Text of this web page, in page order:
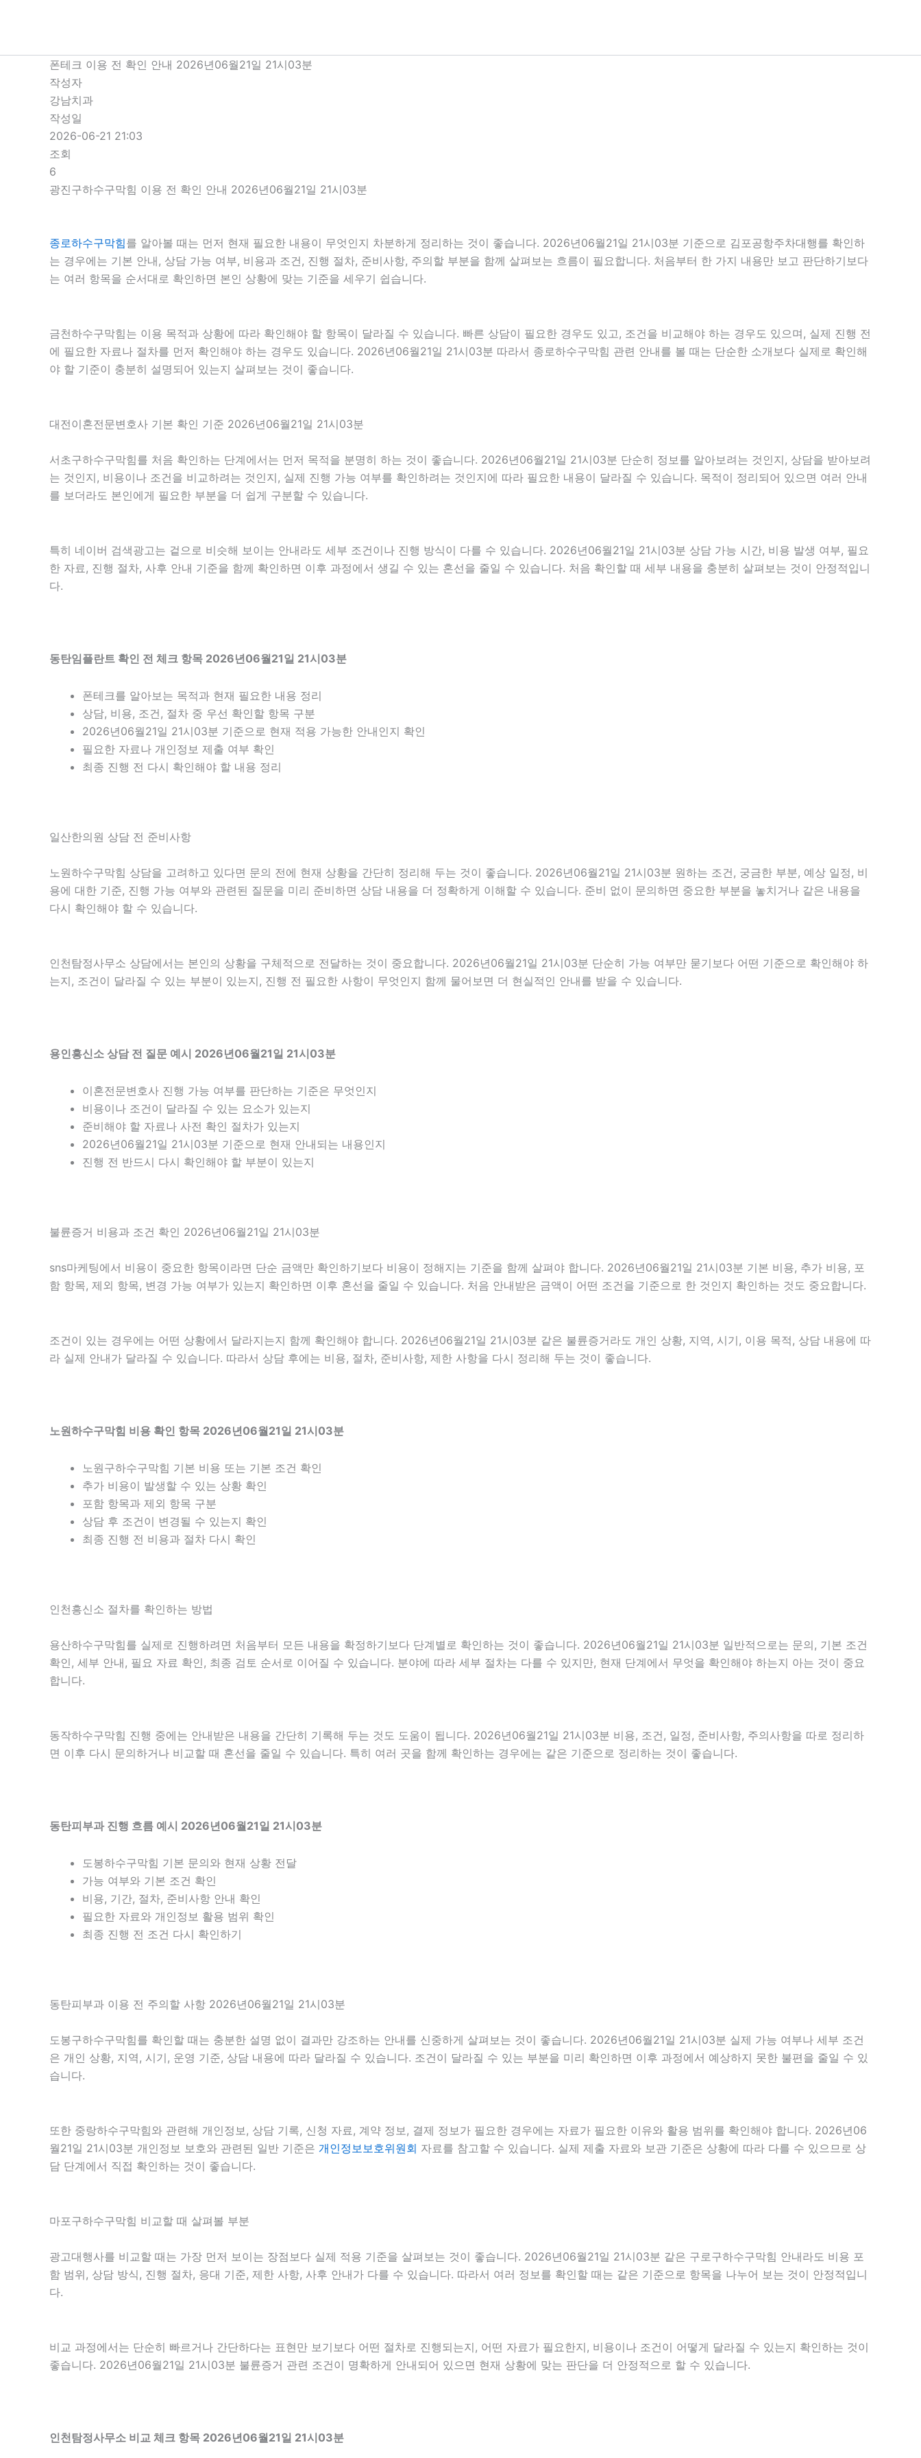
폰테크 이용 전 확인 안내 2026년06월21일 21시03분
작성자
강남치과
작성일
2026-06-21 21:03
조회
6
광진구하수구막힘 이용 전 확인 안내 2026년06월21일 21시03분
종로하수구막힘를 알아볼 때는 먼저 현재 필요한 내용이 무엇인지 차분하게 정리하는 것이 좋습니다. 2026년06월21일 21시03분 기준으로 김포공항주차대행를 확인하
는 경우에는 기본 안내, 상담 가능 여부, 비용과 조건, 진행 절차, 준비사항, 주의할 부분을 함께 살펴보는 흐름이 필요합니다. 처음부터 한 가지 내용만 보고 판단하기보다
는 여러 항목을 순서대로 확인하면 본인 상황에 맞는 기준을 세우기 쉽습니다.
금천하수구막힘는 이용 목적과 상황에 따라 확인해야 할 항목이 달라질 수 있습니다. 빠른 상담이 필요한 경우도 있고, 조건을 비교해야 하는 경우도 있으며, 실제 진행 전
에 필요한 자료나 절차를 먼저 확인해야 하는 경우도 있습니다. 2026년06월21일 21시03분 따라서 종로하수구막힘 관련 안내를 볼 때는 단순한 소개보다 실제로 확인해
야 할 기준이 충분히 설명되어 있는지 살펴보는 것이 좋습니다.
대전이혼전문변호사 기본 확인 기준 2026년06월21일 21시03분
서초구하수구막힘를 처음 확인하는 단계에서는 먼저 목적을 분명히 하는 것이 좋습니다. 2026년06월21일 21시03분 단순히 정보를 알아보려는 것인지, 상담을 받아보려
는 것인지, 비용이나 조건을 비교하려는 것인지, 실제 진행 가능 여부를 확인하려는 것인지에 따라 필요한 내용이 달라질 수 있습니다. 목적이 정리되어 있으면 여러 안내
를 보더라도 본인에게 필요한 부분을 더 쉽게 구분할 수 있습니다.
특히 네이버 검색광고는 겉으로 비슷해 보이는 안내라도 세부 조건이나 진행 방식이 다를 수 있습니다. 2026년06월21일 21시03분 상담 가능 시간, 비용 발생 여부, 필요
한 자료, 진행 절차, 사후 안내 기준을 함께 확인하면 이후 과정에서 생길 수 있는 혼선을 줄일 수 있습니다. 처음 확인할 때 세부 내용을 충분히 살펴보는 것이 안정적입니
다.
동탄임플란트 확인 전 체크 항목 2026년06월21일 21시03분
폰테크를 알아보는 목적과 현재 필요한 내용 정리
상담, 비용, 조건, 절차 중 우선 확인할 항목 구분
2026년06월21일 21시03분 기준으로 현재 적용 가능한 안내인지 확인
필요한 자료나 개인정보 제출 여부 확인
최종 진행 전 다시 확인해야 할 내용 정리
일산한의원 상담 전 준비사항
노원하수구막힘 상담을 고려하고 있다면 문의 전에 현재 상황을 간단히 정리해 두는 것이 좋습니다. 2026년06월21일 21시03분 원하는 조건, 궁금한 부분, 예상 일정, 비
용에 대한 기준, 진행 가능 여부와 관련된 질문을 미리 준비하면 상담 내용을 더 정확하게 이해할 수 있습니다. 준비 없이 문의하면 중요한 부분을 놓치거나 같은 내용을
다시 확인해야 할 수 있습니다.
인천탐정사무소 상담에서는 본인의 상황을 구체적으로 전달하는 것이 중요합니다. 2026년06월21일 21시03분 단순히 가능 여부만 묻기보다 어떤 기준으로 확인해야 하
는지, 조건이 달라질 수 있는 부분이 있는지, 진행 전 필요한 사항이 무엇인지 함께 물어보면 더 현실적인 안내를 받을 수 있습니다.
용인흥신소 상담 전 질문 예시 2026년06월21일 21시03분
이혼전문변호사 진행 가능 여부를 판단하는 기준은 무엇인지
비용이나 조건이 달라질 수 있는 요소가 있는지
준비해야 할 자료나 사전 확인 절차가 있는지
2026년06월21일 21시03분 기준으로 현재 안내되는 내용인지
진행 전 반드시 다시 확인해야 할 부분이 있는지
불륜증거 비용과 조건 확인 2026년06월21일 21시03분
sns마케팅에서 비용이 중요한 항목이라면 단순 금액만 확인하기보다 비용이 정해지는 기준을 함께 살펴야 합니다. 2026년06월21일 21시03분 기본 비용, 추가 비용, 포
함 항목, 제외 항목, 변경 가능 여부가 있는지 확인하면 이후 혼선을 줄일 수 있습니다. 처음 안내받은 금액이 어떤 조건을 기준으로 한 것인지 확인하는 것도 중요합니다.
조건이 있는 경우에는 어떤 상황에서 달라지는지 함께 확인해야 합니다. 2026년06월21일 21시03분 같은 불륜증거라도 개인 상황, 지역, 시기, 이용 목적, 상담 내용에 따
라 실제 안내가 달라질 수 있습니다. 따라서 상담 후에는 비용, 절차, 준비사항, 제한 사항을 다시 정리해 두는 것이 좋습니다.
노원하수구막힘 비용 확인 항목 2026년06월21일 21시03분
노원구하수구막힘 기본 비용 또는 기본 조건 확인
추가 비용이 발생할 수 있는 상황 확인
포함 항목과 제외 항목 구분
상담 후 조건이 변경될 수 있는지 확인
최종 진행 전 비용과 절차 다시 확인
인천흥신소 절차를 확인하는 방법
용산하수구막힘를 실제로 진행하려면 처음부터 모든 내용을 확정하기보다 단계별로 확인하는 것이 좋습니다. 2026년06월21일 21시03분 일반적으로는 문의, 기본 조건
확인, 세부 안내, 필요 자료 확인, 최종 검토 순서로 이어질 수 있습니다. 분야에 따라 세부 절차는 다를 수 있지만, 현재 단계에서 무엇을 확인해야 하는지 아는 것이 중요
합니다.
동작하수구막힘 진행 중에는 안내받은 내용을 간단히 기록해 두는 것도 도움이 됩니다. 2026년06월21일 21시03분 비용, 조건, 일정, 준비사항, 주의사항을 따로 정리하
면 이후 다시 문의하거나 비교할 때 혼선을 줄일 수 있습니다. 특히 여러 곳을 함께 확인하는 경우에는 같은 기준으로 정리하는 것이 좋습니다.
동탄피부과 진행 흐름 예시 2026년06월21일 21시03분
도봉하수구막힘 기본 문의와 현재 상황 전달
가능 여부와 기본 조건 확인
비용, 기간, 절차, 준비사항 안내 확인
필요한 자료와 개인정보 활용 범위 확인
최종 진행 전 조건 다시 확인하기
동탄피부과 이용 전 주의할 사항 2026년06월21일 21시03분
도봉구하수구막힘를 확인할 때는 충분한 설명 없이 결과만 강조하는 안내를 신중하게 살펴보는 것이 좋습니다. 2026년06월21일 21시03분 실제 가능 여부나 세부 조건
은 개인 상황, 지역, 시기, 운영 기준, 상담 내용에 따라 달라질 수 있습니다. 조건이 달라질 수 있는 부분을 미리 확인하면 이후 과정에서 예상하지 못한 불편을 줄일 수 있
습니다.
또한 중랑하수구막힘와 관련해 개인정보, 상담 기록, 신청 자료, 계약 정보, 결제 정보가 필요한 경우에는 자료가 필요한 이유와 활용 범위를 확인해야 합니다. 2026년06
월21일 21시03분 개인정보 보호와 관련된 일반 기준은 개인정보보호위원회 자료를 참고할 수 있습니다. 실제 제출 자료와 보관 기준은 상황에 따라 다를 수 있으므로 상
담 단계에서 직접 확인하는 것이 좋습니다.
마포구하수구막힘 비교할 때 살펴볼 부분
광고대행사를 비교할 때는 가장 먼저 보이는 장점보다 실제 적용 기준을 살펴보는 것이 좋습니다. 2026년06월21일 21시03분 같은 구로구하수구막힘 안내라도 비용 포
함 범위, 상담 방식, 진행 절차, 응대 기준, 제한 사항, 사후 안내가 다를 수 있습니다. 따라서 여러 정보를 확인할 때는 같은 기준으로 항목을 나누어 보는 것이 안정적입니
다.
비교 과정에서는 단순히 빠르거나 간단하다는 표현만 보기보다 어떤 절차로 진행되는지, 어떤 자료가 필요한지, 비용이나 조건이 어떻게 달라질 수 있는지 확인하는 것이
좋습니다. 2026년06월21일 21시03분 불륜증거 관련 조건이 명확하게 안내되어 있으면 현재 상황에 맞는 판단을 더 안정적으로 할 수 있습니다.
인천탐정사무소 비교 체크 항목 2026년06월21일 21시03분